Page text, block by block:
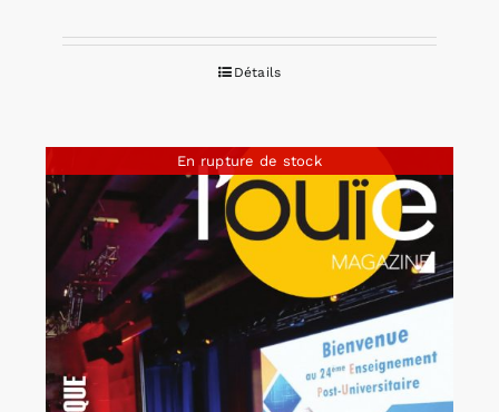
Détails
En rupture de stock